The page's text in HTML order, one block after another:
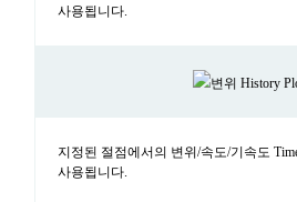
사용됩니다.
변위 History
지정된 절점에서의 변위/속도/기속도
사용됩니다.